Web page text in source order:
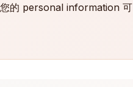
的 personal information 可